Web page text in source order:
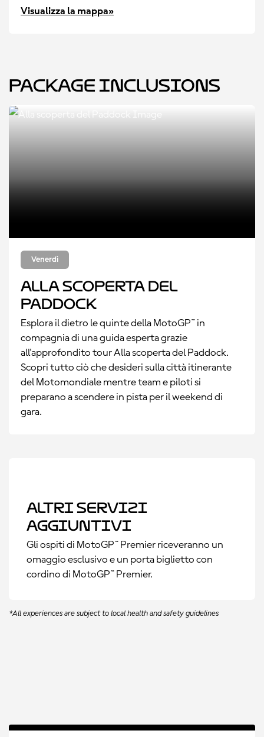
Visualizza la mappa»
Package Inclusions
Venerdì
Alla scoperta del
Paddock
Esplora il dietro le quinte della MotoGP™ in
compagnia di una guida esperta grazie
all'approfondito tour Alla scoperta del Paddock.
Scopri tutto ciò che desideri sulla città itinerante
del Motomondiale mentre team e piloti si
preparano a scendere in pista per il weekend di
gara.
Altri servizi
aggiuntivi
Gli ospiti di MotoGP™ Premier riceveranno un
omaggio esclusivo e un porta biglietto con
cordino di MotoGP™ Premier.
*All experiences are subject to local health and safety guidelines